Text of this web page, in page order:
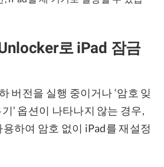
로 iPad 잠금
버전을 실행 중이거나 ‘암호 잊
기’ 옵션이 나타나지 않는 경우,
용하여 암호 없이 iPad를 재설정